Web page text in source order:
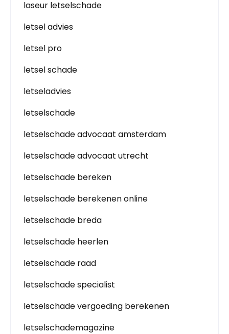
laseur letselschade
letsel advies
letsel pro
letsel schade
letseladvies
letselschade
letselschade advocaat amsterdam
letselschade advocaat utrecht
letselschade bereken
letselschade berekenen online
letselschade breda
letselschade heerlen
letselschade raad
letselschade specialist
letselschade vergoeding berekenen
letselschademagazine